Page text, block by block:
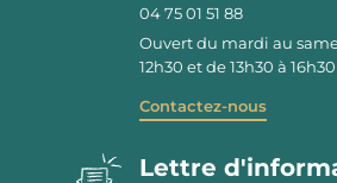
04 75 01 51 88
Ouvert du mardi au
12h30 et de 13h30 à 16h30
Contactez-nous
Lettre